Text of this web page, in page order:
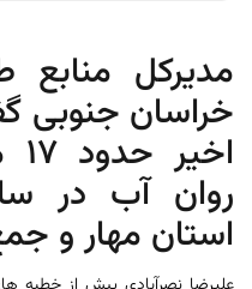
مدیرکل منابع
خراسان جنوبی
روان آب در
استان مهار و